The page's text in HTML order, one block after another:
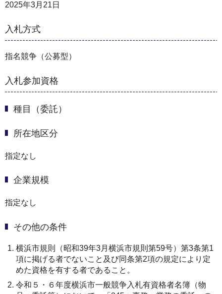
2025年3月21日
入札方式
指名競争（公募型）
入札参加資格
種目（委託）
所在地区分
指定なし
企業規模
指定なし
その他の条件
横浜市規則（昭和39年3月横浜市規則第59号）第3条第1
項に掲げる者でないこと及び同条第2項の規定により定
めた資格を有する者であること。
令和５・６年度横浜市一般競争入札有資格者名簿（物